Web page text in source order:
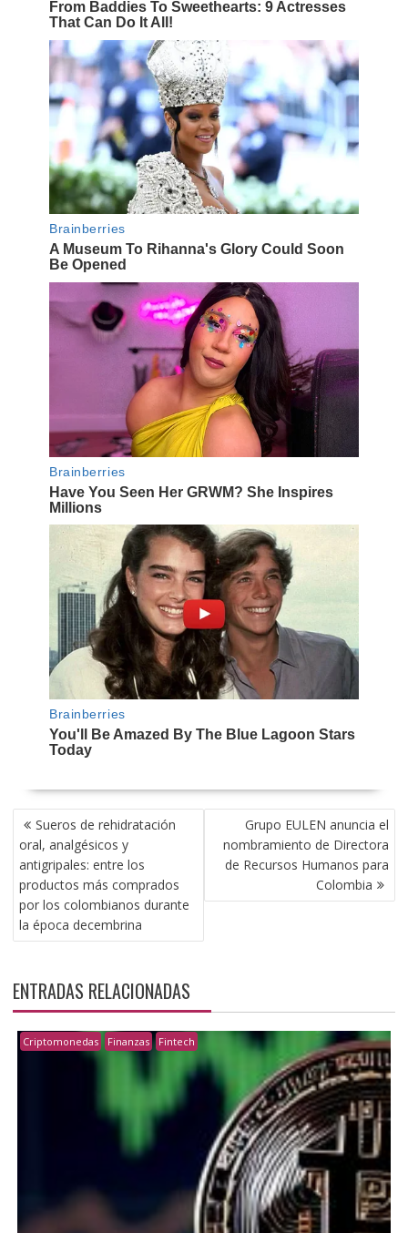
NAVEGACIÓN
DE
ENTRADAS
Sueros de rehidratación
oral, analgésicos y
antigripales: entre los
productos más comprados
por los colombianos durante
la época decembrina
Grupo EULEN anuncia el
nombramiento de Directora
de Recursos Humanos para
Colombia
ENTRADAS RELACIONADAS
Criptomonedas Finanzas Fintech